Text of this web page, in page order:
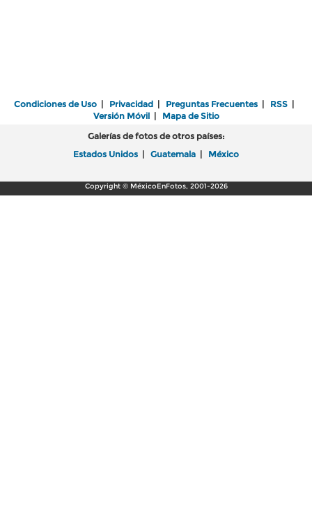
Condiciones de Uso | Privacidad | Preguntas Frecuentes | RSS |
Versión Móvil| Mapa de Sitio
Galerías de fotos de otros países:
Estados Unidos | Guatemala | México
Copyright © MéxicoEnFotos, 2001-2026